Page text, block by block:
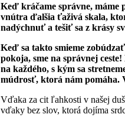
Keď kráčame správne, máme
vnútra ďalšia ťaživá skala,
nadýchnuť a tešiť sa z krásy
Keď sa takto smieme
pokoja, sme na správnej
na každého, s kým sa
múdrosť, ktorá nám pomáha.
Vďaka za cit ľahkosti v našej
vďaky bez slov, ktorá dojíma